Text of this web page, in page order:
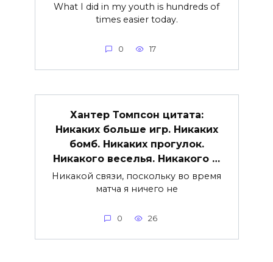
What I did in my youth is hundreds of
times easier today.
0 17
Хантер Томпсон цитата:
Никаких больше игр. Никаких
бомб. Никаких прогулок.
Никакого веселья. Никакого …
Никакой связи, поскольку во время
матча я ничего не
0 26